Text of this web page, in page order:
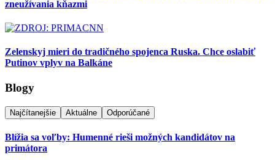
zneužívania kňazmi
Zelenskyj mieri do tradičného spojenca Ruska. Chce oslabiť
Putinov vplyv na Balkáne
Blogy
Najčítanejšie Aktuálne Odporúčané
Blížia sa voľby: Humenné rieši možných kandidátov na
primátora